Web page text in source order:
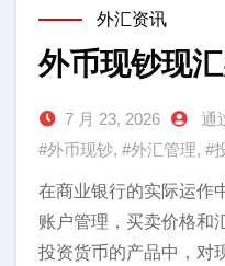
外汇资讯
外币现钞现
7 月 23, 2026 通
#外币现钞, #外汇管理, #
在商业银行的实际运作
账户管理，买卖价格和
投资货币的产品中，对